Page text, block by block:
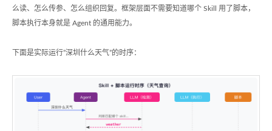
么读、怎么传参、怎么组织回复。框架层面不需要知道哪个 Skill 用了脚本，
脚本执行本身就是 Agent 的通用能力。
下面是实际运行”深圳什么天气”的时序：